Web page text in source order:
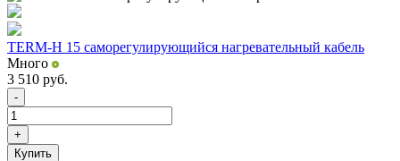
TERM-H 15 саморегулирующийся нагревательный кабель
Много
3 510 руб.
-
+
Купить